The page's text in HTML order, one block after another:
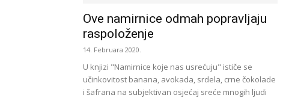
Ove namirnice odmah popravljaju
raspoloženje
14. Februara 2020.
U knjizi "Namirnice koje nas usrećuju" ističe se
učinkovitost banana, avokada, srdela, crne čokolade
i šafrana na subjektivan osjećaj sreće mnogih ljudi